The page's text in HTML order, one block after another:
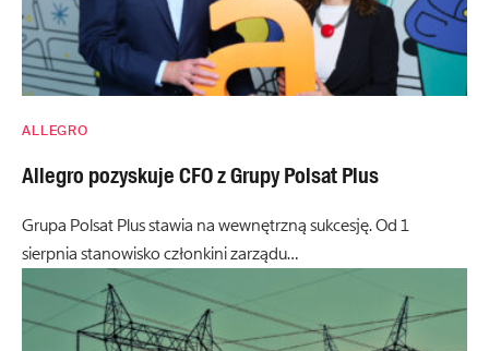
ALLEGRO
Allegro pozyskuje CFO z Grupy Polsat Plus
Grupa Polsat Plus stawia na wewnętrzną sukcesję. Od 1
sierpnia stanowisko członkini zarządu…